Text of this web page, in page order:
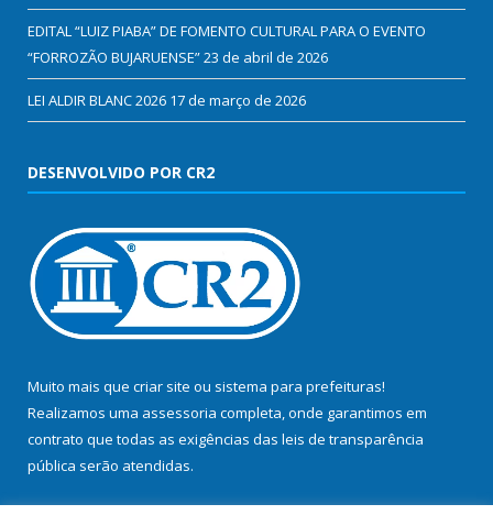
EDITAL “LUIZ PIABA” DE FOMENTO CULTURAL PARA O EVENTO
“FORROZÃO BUJARUENSE”23 de abril de 2026
LEI ALDIR BLANC 2026 17 de março de 2026
DESENVOLVIDO POR CR2
Muito mais que criar site ou sistema para prefeituras!
Realizamos uma assessoria completa, onde garantimos em
contrato que todas as exigências das leis de transparência
pública serão atendidas.